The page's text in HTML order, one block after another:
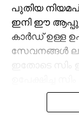
പുതിയ
ഇനി ഈ
കാര്‍ഡ് ഉള്ള
സേവനങ്ങള്‍
ഇതോടെ
രീതി